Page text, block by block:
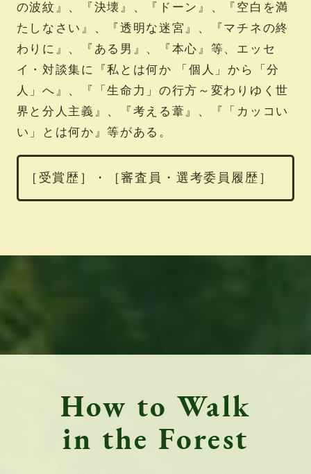
の波紋』、『決壊』、『ドーン』、『空白を満
たしなさい』、『透明な迷宮』、『マチネの終
わりに』、『ある男』、『本心』等、エッセ
イ・対談集に『私とは何か 「個人」から「分
人」へ』、『「生命力」の行方～変わりゆく世
界と分人主義』、『考える葦』、『「カッコい
い」とは何か』等がある。
［受賞歴］・［審査員・選考委員履歴］
How to Walk
in the Forest